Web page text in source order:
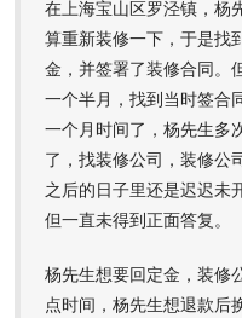
在上海宝山区罗泾镇，杨
算重新装修一下，于是找
金，并签署了装修合同。
一个半月，找到当时签合
一个月时间了，杨先生多
了，找装修公司，装修公
之后的日子里还是迟迟未
但一直未得到正面答复。
杨先生想要回定金，装修
点时间，杨先生想退款后